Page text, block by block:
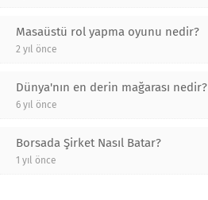
Masaüstü rol yapma oyunu nedir?
2 yıl önce
Dünya'nın en derin mağarası nedir?
6 yıl önce
Borsada Şirket Nasıl Batar?
1 yıl önce